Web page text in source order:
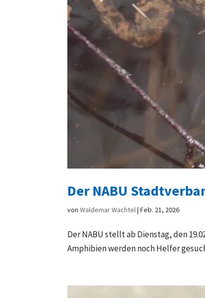
Der NABU
vonWaldemar Wachtel|Feb. 21, 2026
Der NABU stellt ab Dienstag, den
Amphibien werden noch Helfer